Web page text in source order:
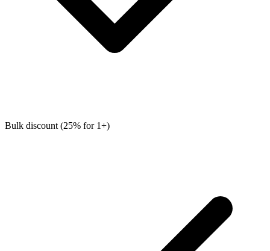
Bulk discount (25% for 1+)